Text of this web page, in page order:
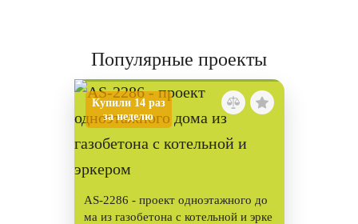
Популярные проекты
Купили 14 раз
за неделю
AS-2286 - проект одноэтажного до
ма из газобетона с котельной и эрке